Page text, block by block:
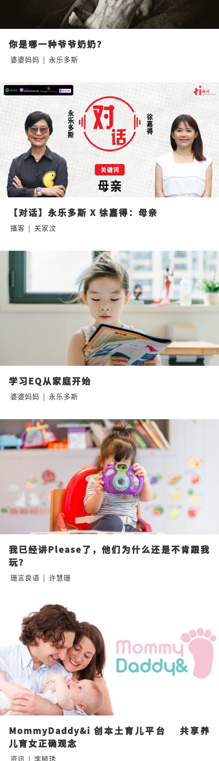
你是哪一种爷爷奶奶？
婆婆妈妈 | 永乐多斯
【对话】永乐多斯 X 徐嘉得：母亲
播客 | 关家汶
学习EQ从家庭开始
婆婆妈妈 | 永乐多斯
我已经讲Please了，他们为什么还是不肯跟我
玩？
珊言良语 | 许慧珊
MommyDaddy&i 创本土育儿平台    共享养
儿育女正确观念
资讯 | 李毓琇